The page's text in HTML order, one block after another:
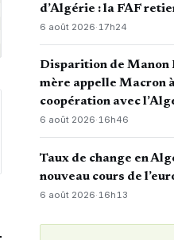
d’Algérie : la FAF
6 août 2026·17h24
Disparition de Manon
mère appelle Macron
coopération avec
6 août 2026·16h46
Taux de change en
nouveau cours de
6 août 2026· 16h13